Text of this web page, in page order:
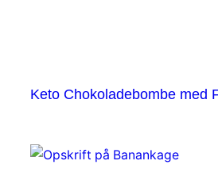
Keto Chokoladebombe med